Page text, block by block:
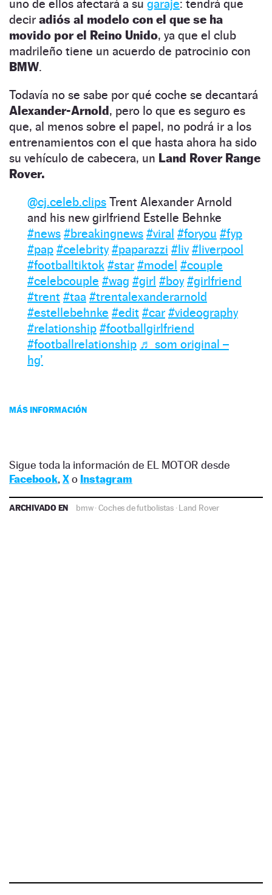
uno de ellos afectará a su garaje: tendrá que
decir adiós al modelo con el que se ha
movido por el Reino Unido, ya que el club
madrileño tiene un acuerdo de patrocinio con
BMW.
Todavía no se sabe por qué coche se decantará
Alexander-Arnold, pero lo que es seguro es
que, al menos sobre el papel, no podrá ir a los
entrenamientos con el que hasta ahora ha sido
su vehículo de cabecera, un Land Rover Range
Rover.
@cj.celeb.clips Trent Alexander Arnold
and his new girlfriend Estelle Behnke
#news #breakingnews #viral #foryou #fyp
#pap #celebrity #paparazzi #liv #liverpool
#footballtiktok #star #model #couple
#celebcouple #wag #girl #boy #girlfriend
#trent #taa #trentalexanderarnold
#estellebehnke #edit #car #videography
#relationship #footballgirlfriend
#footballrelationship ♬ som original –
hg’
MÁS INFORMACIÓN
Sigue toda la información de EL MOTOR desde
Facebook, Xo Instagram
ARCHIVADO EN bmw·Coches de futbolistas·Land Rover